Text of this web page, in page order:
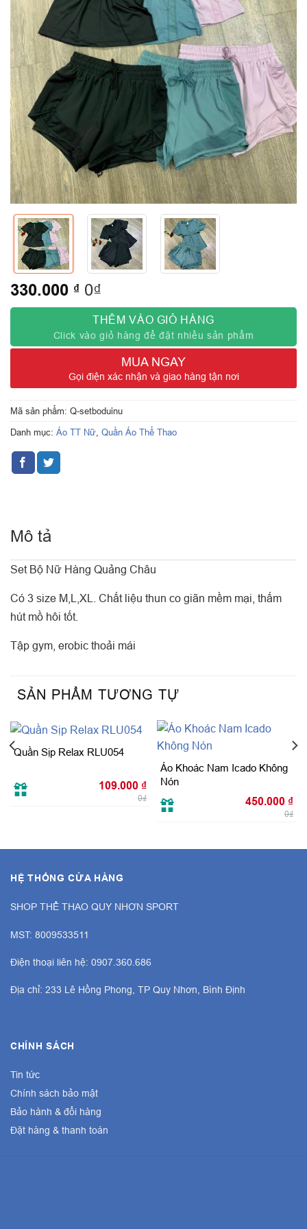
330.000 ₫ 0₫
THÊM VÀO GIỎ HÀNG
Click vào giỏ hàng để đặt nhiều sản phẩm
MUA NGAY
Gọi điện xác nhận và giao hàng tận nơi
Mã sản phẩm: Q-setboduinu
Danh mục: Áo TT Nữ, Quần Áo Thể Thao
Mô tả
Set Bộ Nữ Hàng Quảng Châu
Có 3 size M,L,XL. Chất liệu thun co giãn mềm mại, thấm
hút mồ hôi tốt.
Tập gym, erobic thoải mái
SẢN PHẨM TƯƠNG TỰ
Quần Sịp Relax RLU054
109.000 ₫
0₫
Áo Khoác Nam Icado Không
Nón
450.000 ₫
0₫
hiện
HỆ THỐNG CỬA HÀNG
SHOP THỂ THAO QUY NHƠN SPORT
MST: 8009533511
Điện thoại liên hệ: 0907.360.686
Địa chỉ: 233 Lê Hồng Phong, TP Quy Nhơn, Bình Định
CHÍNH SÁCH
Tin tức
Chính sách bảo mật
Bảo hành & đổi hàng
Đặt hàng & thanh toán